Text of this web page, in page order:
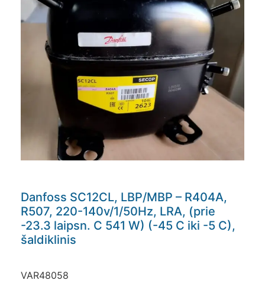
Danfoss SC12CL, LBP/MBP – R404A,
R507, 220-140v/1/50Hz, LRA, (prie
-23.3 laipsn. C 541 W) (-45 C iki -5 C),
šaldiklinis
VAR48058